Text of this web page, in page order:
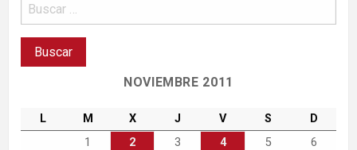
NOVIEMBRE 2011
L M X J V S
D
1
2 3 4 5
6